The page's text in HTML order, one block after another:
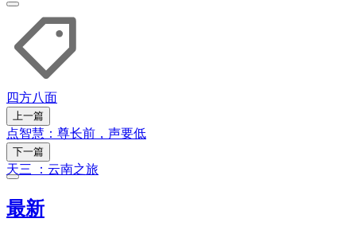
四方八面
上一篇
点智慧：尊长前，声要低
下一篇
天三 ：云南之旅
最新